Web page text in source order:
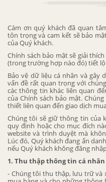
Cám ơn quý khách đã quan
tôn trọng và cam kết sẽ bảo
của Quý khách.
Chính sách bảo mật sẽ giải
(trong trường hợp nào đó) tiết
Bảo vệ dữ liệu cá nhân và gây
vấn đề rất quan trọng với
các thông tin khác liên quan
của Chính sách bảo mật.
thiết liên quan đến giao dịch
Chúng tôi sẽ giữ thông tin của
quy định hoặc cho mục đích
website và trình duyệt mà
Lúc đó, Quý khách đang ẩn
nếu Quý khách không đăng
1. Thu thập thông tin cá nhân
- Chúng tôi thu thập, lưu trữ và